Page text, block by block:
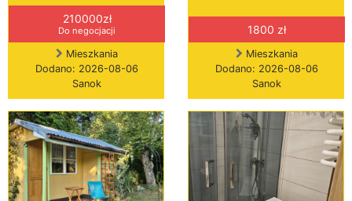
210000zł
Do negocjacji
Mieszkania
Dodano: 2026-08-06
Sanok
1800 zł
Mieszkania
Dodano: 2026-08-06
Sanok